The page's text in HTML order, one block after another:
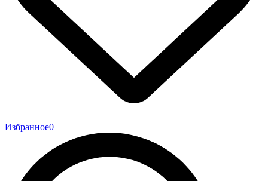
Избранное0